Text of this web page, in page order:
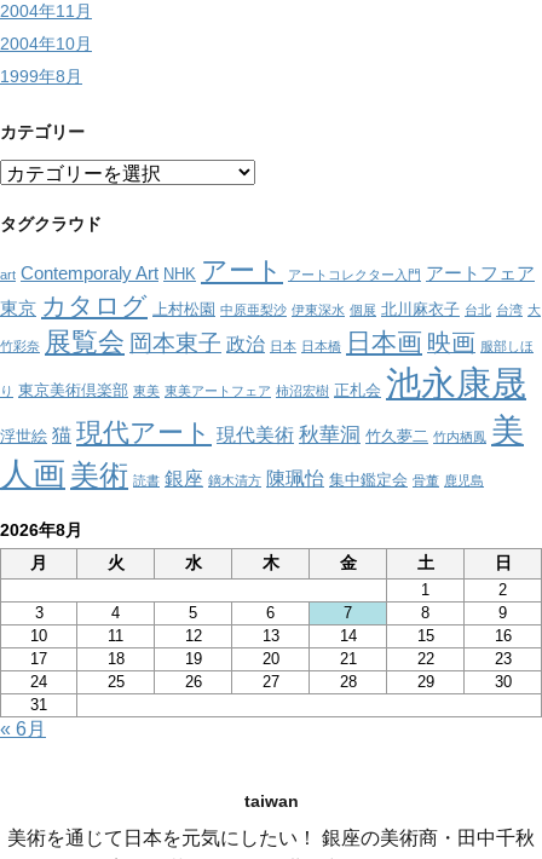
2004年11月
2004年10月
1999年8月
カテゴリー
カ
ゴ
ー
タグクラウド
art Contemporaly Art NHK アート アートコレクター入門 アートフェア
東京 カタログ 上村松園 中原亜梨沙 伊東深水 個展 北川麻衣子 台北 台湾 大
竹彩奈 展覧会 岡本東子 政治 日本 日本橋 日本画 映画 服部しほ
り 東京美術倶楽部 東美 東美アートフェア 柿沼宏樹 正札会 池永康晟
浮世絵 猫 現代アート 現代美術 秋華洞 竹久夢二 竹内栖鳳 美
人画 美術 読書 銀座 鏑木清方 陳珮怡 集中鑑定会 骨董 鹿児島
2026年8月
月
火 水 木 金 土 日
1
2
3
4 5 6 7 8
9
10
11 12 13 14 15
16
17
18 19 20 21 22
23
24
25 26 27 28 29
30
31
« 6月
taiwan
美術を通じて日本を元気にしたい！ 銀座の美術商・田中千秋